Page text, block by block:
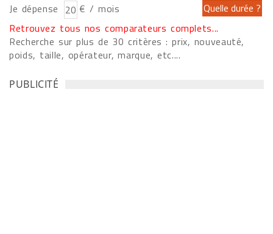
Je dépense
€ / mois
Retrouvez tous nos comparateurs complets...
Recherche sur plus de 30 critères : prix, nouveauté,
poids, taille, opérateur, marque, etc....
PUBLICITÉ